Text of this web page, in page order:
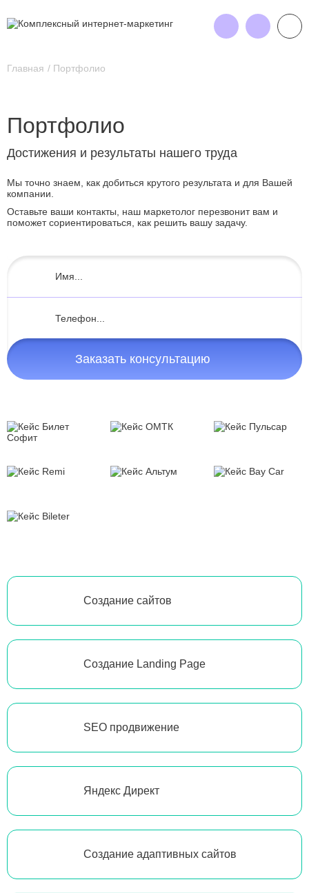
Главная Портфолио
Портфолио
Достижения и результаты нашего труда
Мы точно знаем, как добиться крутого результата и для Вашей
компании.
Оставьте ваши контакты, наш маркетолог перезвонит вам и
поможет сориентироваться, как решить вашу задачу.
Заказать консультацию
Создание сайтов
Создание Landing Page
SEO продвижение
Яндекс Директ
Создание адаптивных сайтов